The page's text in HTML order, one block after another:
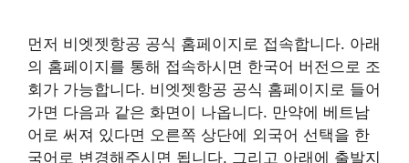
먼저 비엣젯항공 공식 홈페이지로 접속합니다. 아래
의 홈페이지를 통해 접속하시면 한국어 버전으로 조
회가 가능합니다. 비엣젯항공 공식 홈페이지로 들어
가면 다음과 같은 화면이 나옵니다. 만약에 베트남
어로 써져 있다면 오른쪽 상단에 외국어 선택을 한
국어로 변경해주시면 됩니다. 그리고 아래에 출발지